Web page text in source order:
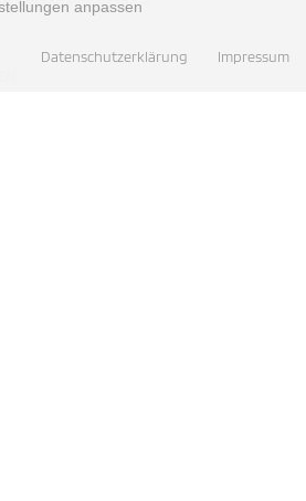
anpassen
Datenschutzerklärung Impressum